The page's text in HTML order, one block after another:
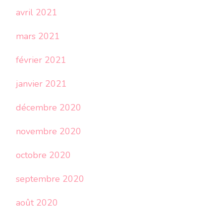
avril 2021
mars 2021
février 2021
janvier 2021
décembre 2020
novembre 2020
octobre 2020
septembre 2020
août 2020